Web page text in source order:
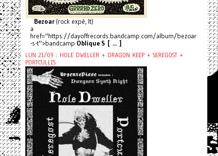
Bezoar(rock expé, It)
a
href="https://dayoffrecords.bandcamp.com/album/bezoar
-s-t">bandcamp Oblique S [ ... ]
LUN 21/09 : HOLE DWELLER + DRAGON KEEP + SEREGOST +
PORTCULLIS